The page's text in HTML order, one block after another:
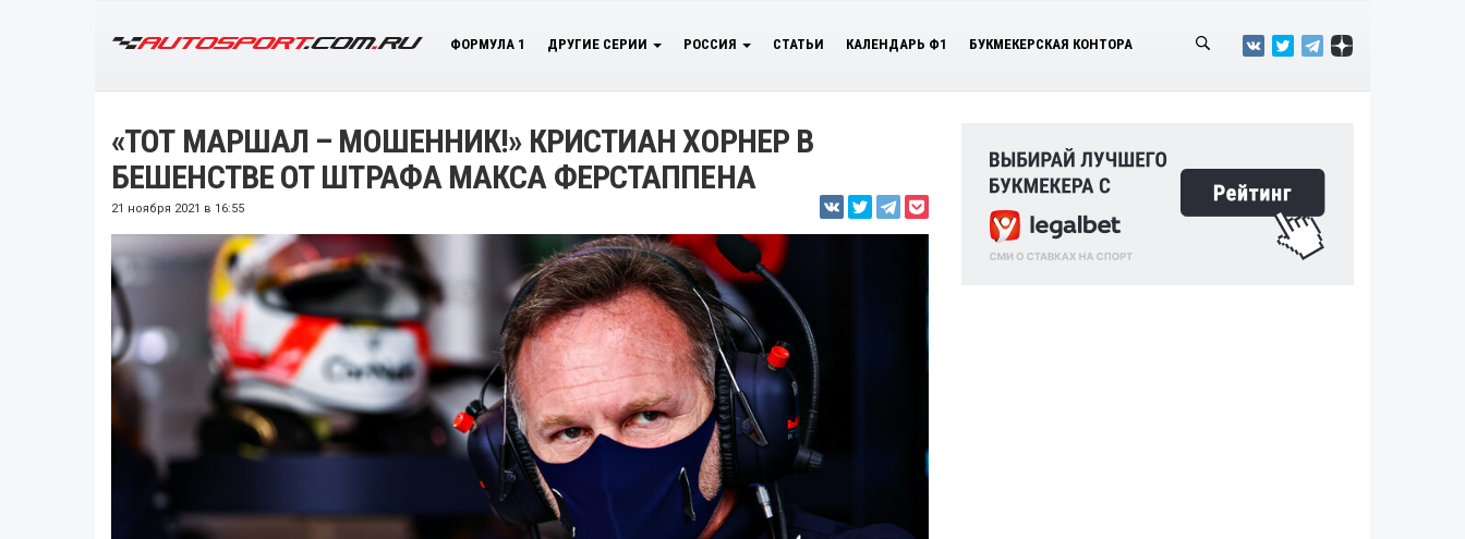
ФОРМУЛА 1 ДРУГИЕ СЕРИИ РОССИЯ СТАТЬИ КАЛЕНДАРЬ Ф1 БУКМЕКЕРСКАЯ КОНТОРА
«ТОТ МАРШАЛ – МОШЕННИК!» КРИСТИАН ХОРНЕР В
БЕШЕНСТВЕ ОТ ШТРАФА МАКСА ФЕРСТАППЕНА
21 ноября 2021 в 16:55